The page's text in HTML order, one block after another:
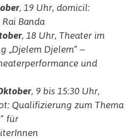
, 19 Uhr, domicil:
Banda
, 18 Uhr, Theater im
„Djelem Djelem“ –
und
, 9 bis 15:30 Uhr,
Qualifizierung zum Thema
für